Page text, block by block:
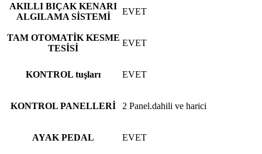
AKILLI BIÇAK KENARI
ALGILAMA SİSTEMİ
EVET
TAM OTOMATİK KESME
TESİSİ
EVET
KONTROL tuşları EVET
KONTROL PANELLERİ 2 Panel.dahili ve harici
AYAK PEDAL EVET